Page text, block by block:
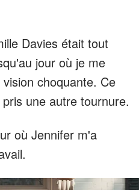
Davies était tout
jour où je me
choquante. Ce
une autre tournure.
où Jennifer m'a